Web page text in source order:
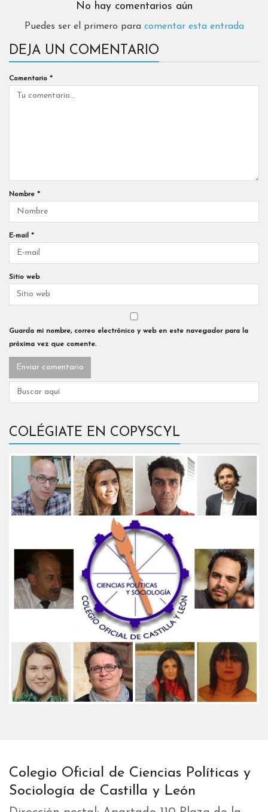
No hay comentarios aún
Puedes ser el primero para comentar esta entrada
DEJA UN COMENTARIO
Comentario *
Nombre *
E-mail *
Sitio web
Guarda mi nombre, correo electrónico y web en este navegador para la
próxima vez que comente.
COLÉGIATE EN COPYSCYL
Colegio Oficial de Ciencias Políticas y
Sociología de Castilla y León